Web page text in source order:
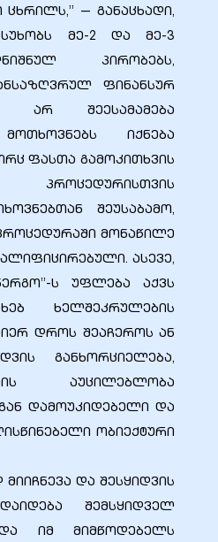
— განაცხადი,
მე-2 და მე-3
პირობებს,
ფინანსურ
არ შეესამამება
იქნება
ფასთა გამოკითხვის
შეუსაბამო,
მონაწილე
ასევე,
ს უფლება აქვს
ხელშეკრულების
დროს შეაჩეროს ან
განხორციელება,
აუცილებლობა
დამოუკიდებელი და
ობიექტური
მიიჩნევა და შესყიდვის
შემსყიდველ
და იმ მიმწოდებელს